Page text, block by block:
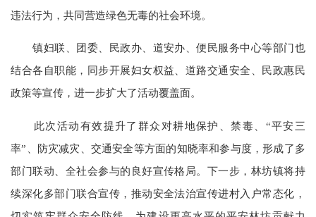
违法行为，共同营造绿色无毒的社会环境。
镇妇联、团委、民政办、道安办、便民服务中心等部门也
结合各自职能，同步开展妇女权益、道路交通安全、民政惠民
政策等宣传，进一步扩大了活动覆盖面。
此次活动有效提升了群众对耕地保护、禁毒、“平安三
率”、防灾减灾、交通安全等方面的知晓率和参与度，形成了多
部门联动、全社会参与的良好宣传格局。下一步，林坊镇将持
续深化多部门联合宣传，推动安全法治宣传进村入户常态化，